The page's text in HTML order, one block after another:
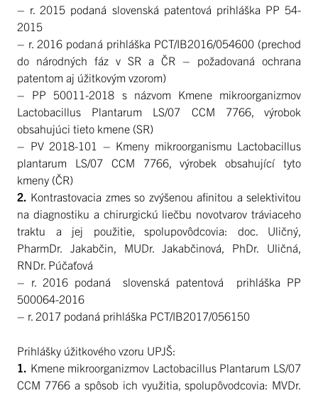
– r. 2015 podaná slovenská patentová prihláška PP 54-
2015
– r. 2016 podaná prihláška PCT/IB2016/054600 (prechod
do národných fáz v SR a ČR – požadovaná ochrana
patentom aj úžitkovým vzorom)
– PP 50011-2018 s názvom Kmene mikroorganizmov
Lactobacillus Plantarum LS/07 CCM 7766, výrobok
obsahujúci tieto kmene (SR)
– PV 2018-101 – Kmeny mikroorganismu Lactobacillus
plantarum LS/07 CCM 7766, výrobek obsahující tyto
kmeny (ČR)
2. Kontrastovacia zmes so zvýšenou afinitou a selektivitou
na diagnostiku a chirurgickú liečbu novotvarov tráviaceho
traktu a jej použitie, spolupovôdcovia: doc. Uličný,
PharmDr. Jakabčin, MUDr. Jakabčinová, PhDr. Uličná,
RNDr. Púčaťová
– r. 2016 podaná slovenská patentová prihláška PP
500064-2016
– r. 2017 podaná prihláška PCT/IB2017/056150
Prihlášky úžitkového vzoru UPJŠ:
1. Kmene mikroorganizmov Lactobacillus Plantarum LS/07
CCM 7766 a spôsob ich využitia, spolupôvodcovia: MVDr.